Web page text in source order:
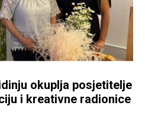
okuplja posjetitelje
i kreativne radionice